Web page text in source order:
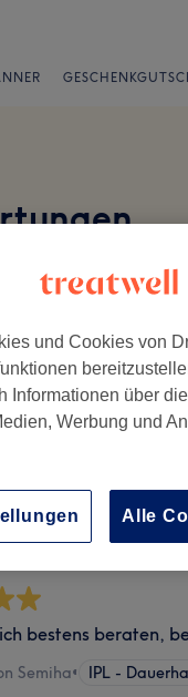
bestens beraten,
Semiha• IPL -
und Cookies von
Informationen über
Werbung und
Alle